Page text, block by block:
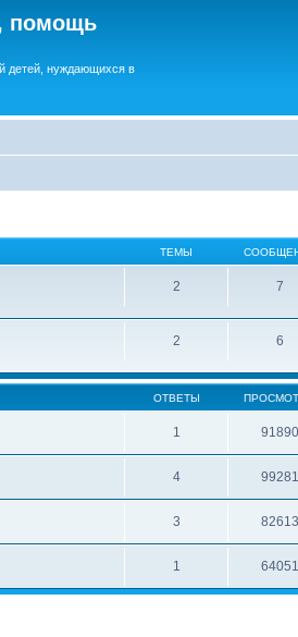
помощь
детей, нуждающихся в
ТЕМЫ
2 7
2 6
ОТВЕТЫ
1 91890
4 99281
3 82613
1 64051